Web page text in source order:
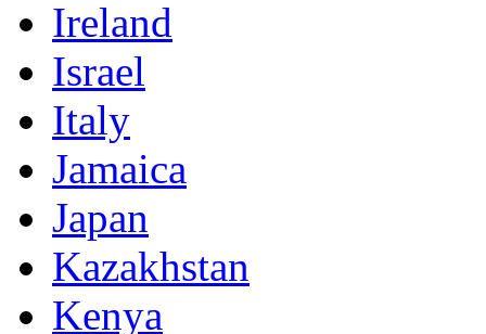
Ireland
Israel
Italy
Jamaica
Japan
Kazakhstan
Kenya